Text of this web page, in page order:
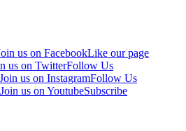
us on FacebookLike our page
us on TwitterFollow Us
Join us on InstagramFollow Us
Join us on YoutubeSubscribe